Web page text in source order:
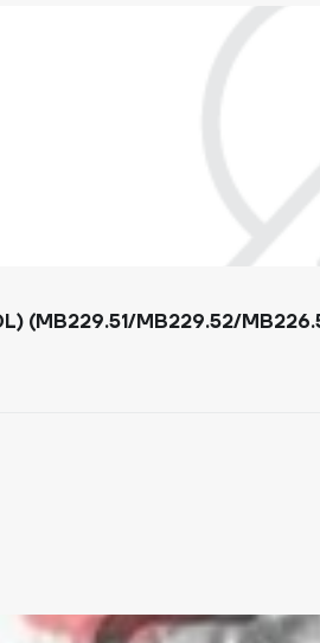
MB229.52/